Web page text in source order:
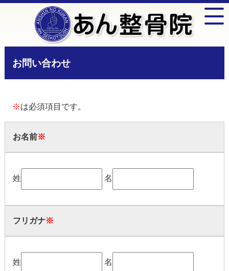
お問い合わせ
※は必須項目です。
お名前※
姓 名
フリガナ※
姓 名